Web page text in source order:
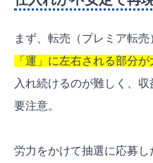
まず、転売（プレミア転
「運」に左右される部分
入れ続けるのが難しく、
要注意。
労力をかけて抽選に応募